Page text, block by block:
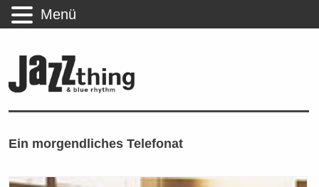
Ein morgendliches Telefonat
Menü